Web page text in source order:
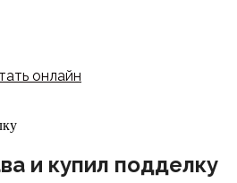
онлайн
и купил подделку